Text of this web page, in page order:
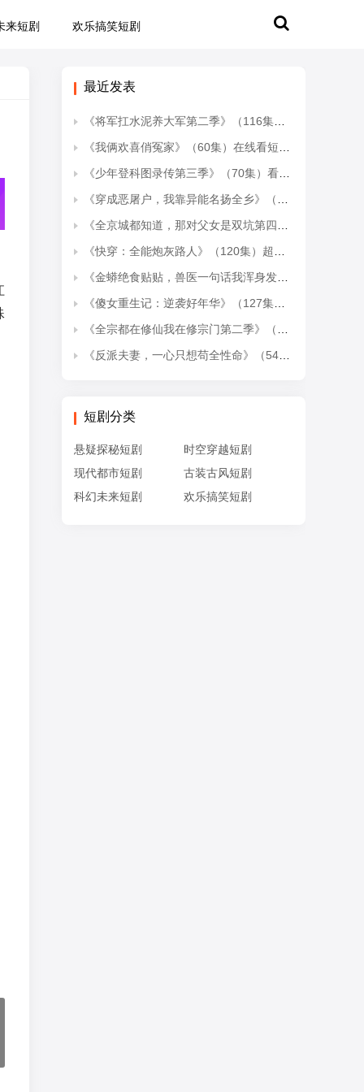
来短剧 欢乐搞笑短剧
最近发表
《将军扛水泥养大军第二季》（116集）热门短剧全集免费观
《我俩欢喜俏冤家》（60集）在线看短剧欢乐不停歇
《少年登科图录传第三季》（70集）看短剧全集享视觉盛宴
《穿成恶屠户，我靠异能名扬全乡》（70集）免费短剧全集追到底
《全京城都知道，那对父女是双坑第四季》（79集全）热门短剧全集轻松看
《快穿：全能炮灰路人》（120集）超燃短剧在线畅快追剧
《金蟒绝食贴贴，兽医一句话我浑身发冷》（61集）短剧全集畅快看个够
《傻女重生记：逆袭好年华》（127集）短剧全集免费在线追不停
《全宗都在修仙我在修宗门第二季》（78集）短剧全集在线追个不停歇
《反派夫妻，一心只想苟全性命》（54集）爆款短剧全集在线开看
短剧分类
悬疑探秘短剧
时空穿越短剧
现代都市短剧
古装古风短剧
科幻未来短剧
欢乐搞笑短剧